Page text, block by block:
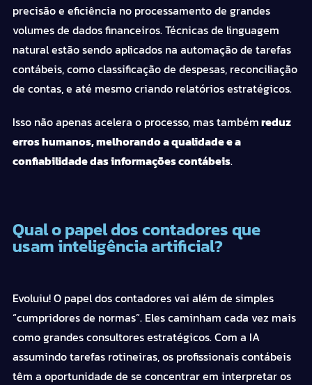
precisão e eficiência no processamento de grandes
volumes de dados financeiros. Técnicas de linguagem
natural estão sendo aplicados na automação de tarefas
contábeis, como classificação de despesas, reconciliação
de contas, e até mesmo criando relatórios estratégicos.
Isso não apenas acelera o processo, mas tambémreduz
erros humanos, melhorando a qualidade e a
confiabilidade das informações contábeis.
Qual o papel dos contadores que
usam inteligência artificial?
Evoluiu! O papel dos contadores vai além de simples
“cumpridores de normas”. Eles caminham cada vez mais
como grandes consultores estratégicos. Com a IA
assumindo tarefas rotineiras, os profissionais contábeis
têm a oportunidade de se concentrar em interpretar os